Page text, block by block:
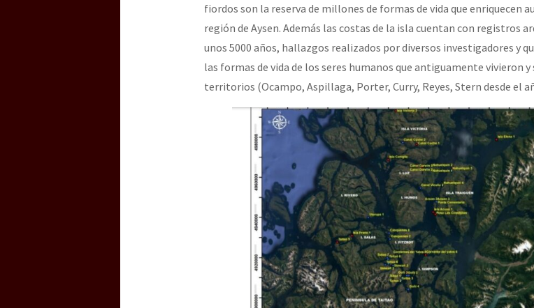
fiordos son la reserva de millones de formas de vida que enriquecen
región de Aysen. Además las costas de la isla cuentan con registros
unos 5000 años, hallazgos realizados por diversos investigadores y
las formas de vida de los seres humanos que antiguamente vivieron
territorios (Ocampo, Aspillaga, Porter, Curry, Reyes, Stern desde el